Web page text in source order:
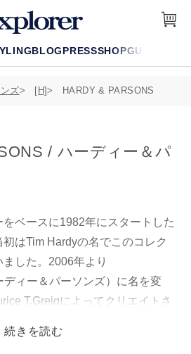
BLOGPRESSSHOPGUIDE
ズ [H] HARDY & PARSONS
/ ハーディー＆パ
ベースに1982年にスタートした
はTim Hardyの名でこのコレク
した。2006年より
ディー＆パーソンズ）に名を変
T.Greigによってクリエイトさ
ーを使用しています。生産は全て
続きを読む